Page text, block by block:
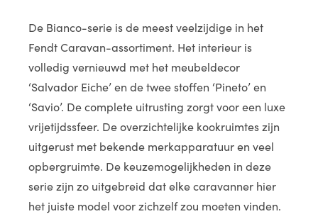
De Bianco-serie is de meest veelzijdige in het
Fendt Caravan-assortiment. Het interieur is
volledig vernieuwd met het meubeldecor
‘Salvador Eiche’ en de twee stoffen ‘Pineto’ en
‘Savio’. De complete uitrusting zorgt voor een luxe
vrijetijdssfeer. De overzichtelijke kookruimtes zijn
uitgerust met bekende merkapparatuur en veel
opbergruimte. De keuzemogelijkheden in deze
serie zijn zo uitgebreid dat elke caravanner hier
het juiste model voor zichzelf zou moeten vinden.